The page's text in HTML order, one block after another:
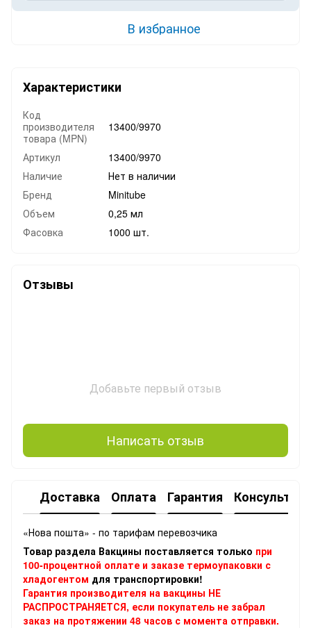
В избранное
Характеристики
Код
производителя
товара (MPN)
13400/9970
Артикул
13400/9970
Наличие
Нет в наличии
Бренд
Minitube
Объем
0,25 мл
Фасовка
1000 шт.
Отзывы
Добавьте первый отзыв
Написать отзыв
Доставка Оплата Гарантия
«Нова пошта» - по тарифам перевозчика
Товар раздела Вакцины поставляется только при
100-процентной оплате и заказе термоупаковки с
хладогентом для транспортировки!
Гарантия производителя на вакцины НЕ
РАСПРОСТРАНЯЕТСЯ, если покупатель не забрал
заказ на протяжении 48 часов с момента отправки.